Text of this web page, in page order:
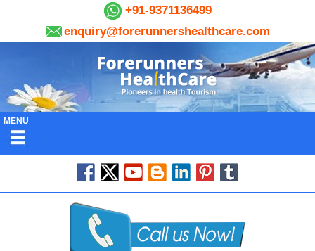
+91-9371136499
enquiry@forerunnershealthcare.com
MENU